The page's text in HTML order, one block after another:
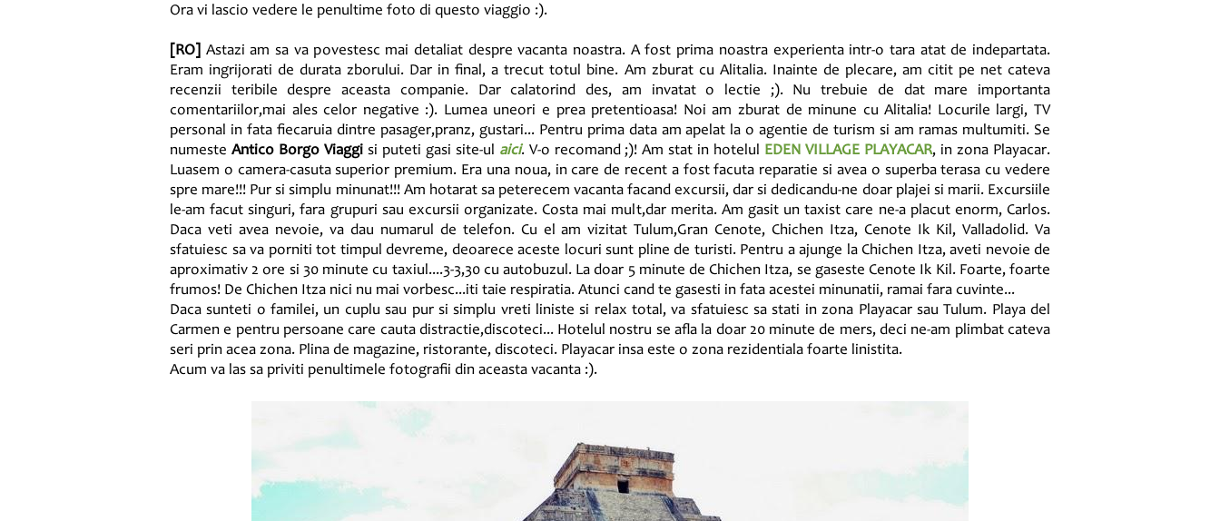
Ora vi lascio vedere le penultime foto di questo viaggio :).
[RO]
Astazi am sa va povestesc mai detaliat despre vacanta noastra. A fost prima noastra experienta intr-o tara atat de indepartata.
Eram ingrijorati de durata zborului. Dar in final, a trecut totul bine. Am zburat cu Alitalia. Inainte de plecare, am citit pe net cateva
recenzii teribile despre aceasta companie. Dar calatorind des, am invatat o lectie ;). Nu trebuie de dat mare importanta
comentariilor,mai ales celor negative :). Lumea uneori e prea pretentioasa! Noi am zburat de minune cu Alitalia! Locurile largi, TV
personal in fata fiecaruia dintre pasager,pranz, gustari... Pentru prima data am apelat la o agentie de turism si am ramas multumiti. Se
numeste Antico Borgo Viaggisi puteti gasi site-ul aici. V-o recomand ;)! Am stat in hotelul EDEN VILLAGE PLAYACAR, in zona Playacar.
Luasem o camera-casuta superior premium. Era una noua, in care de recent a fost facuta reparatie si avea o superba terasa cu vedere
spre mare!!! Pur si simplu minunat!!! Am hotarat sa peterecem vacanta facand excursii, dar si dedicandu-ne doar plajei si marii. Excursiile
le-am facut singuri, fara grupuri sau excursii organizate. Costa mai mult,dar merita. Am gasit un taxist care ne-a placut enorm, Carlos.
Daca veti avea nevoie, va dau numarul de telefon. Cu el am vizitat Tulum,Gran Cenote, Chichen Itza, Cenote Ik Kil, Valladolid. Va
sfatuiesc sa va porniti tot timpul devreme, deoarece aceste locuri sunt pline de turisti. Pentru a ajunge la Chichen Itza, aveti nevoie de
aproximativ 2 ore si 30 minute cu taxiul....3-3,30 cu autobuzul. La doar 5 minute de Chichen Itza, se gaseste Cenote Ik Kil. Foarte, foarte
frumos! De Chichen Itza nici nu mai vorbesc...iti taie respiratia. Atunci cand te gasesti in fata acestei minunatii, ramai fara cuvinte...
Daca sunteti o familei, un cuplu sau pur si simplu vreti liniste si relax total, va sfatuiesc sa stati in zona Playacar sau Tulum. Playa del
Carmen e pentru persoane care cauta distractie,discoteci... Hotelul nostru se afla la doar 20 minute de mers, deci ne-am plimbat cateva
seri prin acea zona. Plina de magazine, ristorante, discoteci. Playacar insa este o zona rezidentiala foarte linistita.
Acum va las sa priviti penultimele fotografii din aceasta vacanta :).